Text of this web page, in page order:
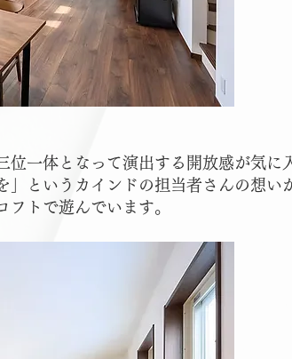
一体となって演出する開放感が気に
」というカインドの担当者さんの想い
トで遊んでいます。